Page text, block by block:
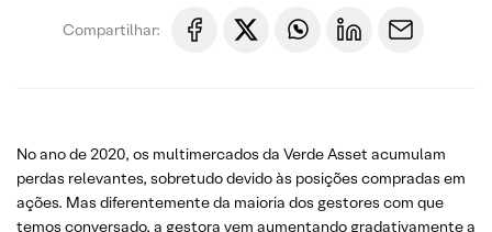
Compartilhar:
No ano de 2020, os multimercados da Verde Asset acumulam
perdas relevantes, sobretudo devido às posições compradas em
ações. Mas diferentemente da maioria dos gestores com que
temos conversado, a gestora vem aumentando gradativamente a